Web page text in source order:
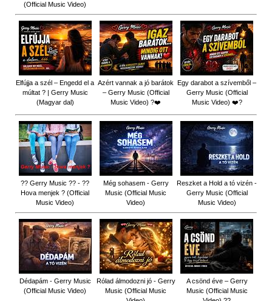
(Official Music Video)
Elfújja a szél – Engedd el a
múltat ? | Gerry Music
(Magyar dal)
Azért vannak a jó barátok
– Gerry Music (Official
Music Video) ?❤️
Egy darabot a szívemből –
Gerry Music (Official
Music Video) ❤️?
?? Gerry Music ?? - ??
Hova menjek ? (Official
Music Video)
Még sohasem - Gerry
Music (Official Music
Video)
Reszket a Hold a tó vizén -
Gerry Music (Official
Music Video)
Dédapám - Gerry Music
(Official Music Video)
Rólad álmodozni jó - Gerry
Music (Official Music
A csönd éve – Gerry
Music (Official Music